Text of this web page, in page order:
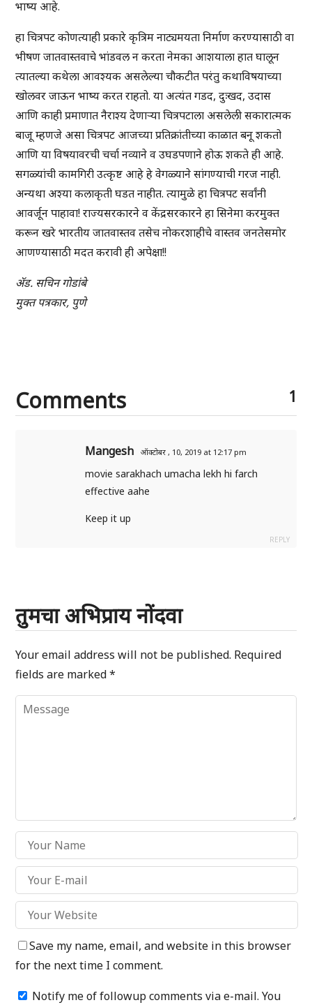
भाष्य आहे.
हा चित्रपट कोणत्याही प्रकारे कृत्रिम नाट्यमयता निर्माण करण्यासाठी वा
भीषण जातवास्तवाचे भांडवल न करता नेमका आशयाला हात घालून
त्यातल्या कथेला आवश्यक असलेल्या चौकटीत परंतु कथाविषयाच्या
खोलवर जाऊन भाष्य करत राहतो. या अत्यंत गडद, दुःखद, उदास
आणि काही प्रमाणात नैराश्य देणाऱ्या चित्रपटाला असलेली सकारात्मक
बाजू म्हणजे असा चित्रपट आजच्या प्रतिक्रांतीच्या काळात बनू शकतो
आणि या विषयावरची चर्चा नव्याने व उघडपणाने होऊ शकते ही आहे.
सगळ्यांची कामगिरी उत्कृष्ट आहे हे वेगळ्याने सांगण्याची गरज नाही.
अन्यथा अश्या कलाकृती घडत नाहीत. त्यामुळे हा चित्रपट सर्वांनी
आवर्जून पाहावा! राज्यसरकारने व केंद्रसरकारने हा सिनेमा करमुक्त
करून खरे भारतीय जातवास्तव तसेच नोकरशाहीचे वास्तव जनतेसमोर
आणण्यासाठी मदत करावी ही अपेक्षा!!
ॲड. सचिन गोडांबे
मुक्त पत्रकार, पुणे
Comments 1
Mangesh ऑक्टोबर , 10, 2019 at 12:17 pm
movie sarakhach umacha lekh hi farch
effective aahe
Keep it up
REPLY
तुमचा अभिप्राय नोंदवा
Your email address will not be published. Required
fields are marked*
Save my name, email, and website in this browser
for the next time I comment.
Notify me of followup comments via e-mail. You